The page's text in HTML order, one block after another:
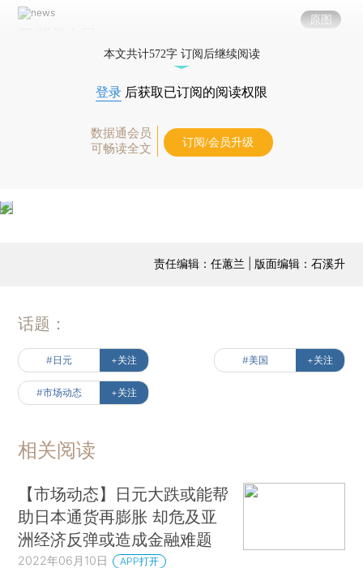
原图
本文共计572字 订阅后继续阅读
登录 后获取已订阅的阅读权限
数据通会员
可畅读全文
订阅/会员升级
责任编辑：任蕙兰 | 版面编辑：石溪升
话题：
#日元 +关注 #美国 +关注
#市场动态 +关注
相关阅读
【市场动态】日元大跌或能帮
助日本通货再膨胀 却危及亚
洲经济反弹或造成金融难题
2022年06月10日 APP打开